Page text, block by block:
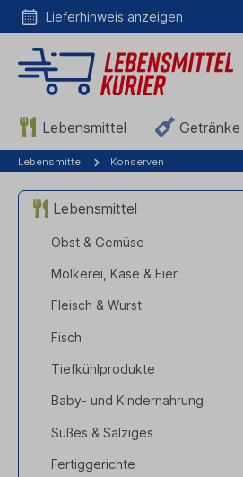
Lieferhinweis
Lieferhinweis anzeigen
Lebensmittel Getränke
Lebensmittel Konserven
Lebensmittel
Obst & Gemüse
Molkerei, Käse & Eier
Fleisch & Wurst
Fisch
Tiefkühlprodukte
Baby- und Kindernahrung
Süßes & Salziges
Fertiggerichte